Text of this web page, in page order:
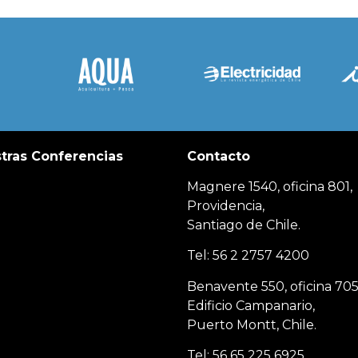
Conferencias Contacto
Magnere 1540, oficina 801,
Providencia,
Santiago de Chile.
Tel: 56 2 2757 4200
Benavente 550, oficina
Edificio Campanario,
Puerto Montt, Chile.